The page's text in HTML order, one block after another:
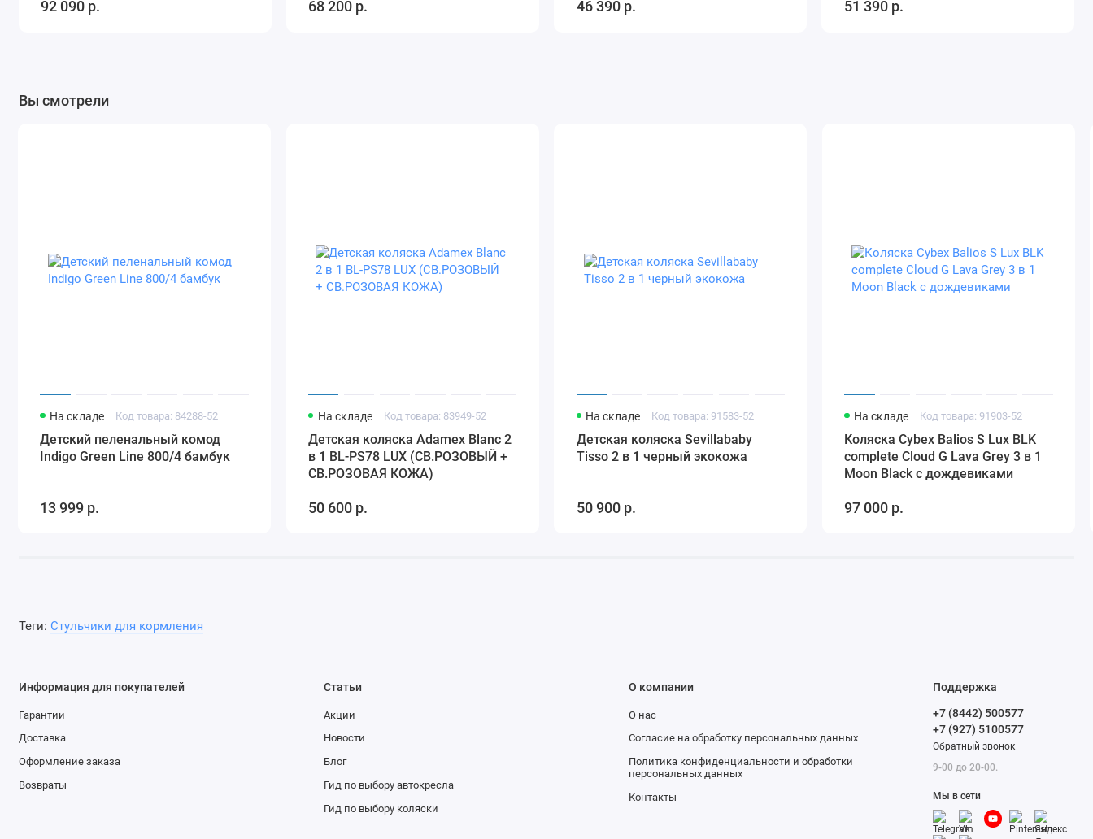
92 090 р. 68 200 р. 46 390 р. 51 390 р.
Вы смотрели
На складе Код товара: 84288-52
Детский пеленальный комод
Indigo Green Line 800/4 бамбук
13 999 р.
На складе Код товара: 83949-52
Детская коляска Adamex Blanc 2
в 1 BL-PS78 LUX (СВ.РОЗОВЫЙ +
СВ.РОЗОВАЯ КОЖА)
50 600 р.
На складе Код товара: 91583-52
Детская коляска Sevillababy
Tisso 2 в 1 черный экокожа
50 900 р.
На складе Код товара: 91903-52
Коляска Cybex Balios S Lux BLK
complete Cloud G Lava Grey 3 в 1
Moon Black с дождевиками
97 000 р.
Теги: Стульчики для кормления
Информация для покупателей
Гарантии
Доставка
Оформление заказа
Возвраты
Статьи
Акции
Новости
Блог
Гид по выбору автокресла
Гид по выбору коляски
О компании
О нас
Согласие на обработку персональных данных
Политика конфиденциальности и обработки
персональных данных
Контакты
Поддержка
+7 (8442) 500577
+7 (927) 5100577
Обратный звонок
9-00 до 20-00.
Мы в сети